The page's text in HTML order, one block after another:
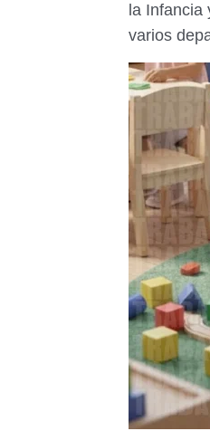
la Infancia
varios